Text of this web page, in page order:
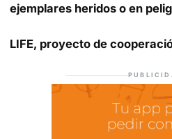
ejemplares heridos o en
LIFE, proyecto de